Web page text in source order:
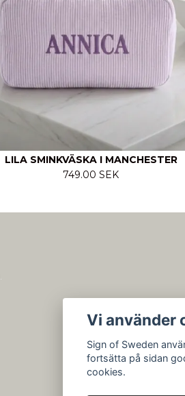
LILA SMINKVÄSKA I MANCHESTER
749.00 SEK
Vi använder
Sign of Sweden
fortsätta på sidan
cookies.